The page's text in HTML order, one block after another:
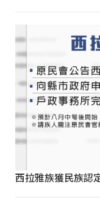
西拉雅族獲民族認